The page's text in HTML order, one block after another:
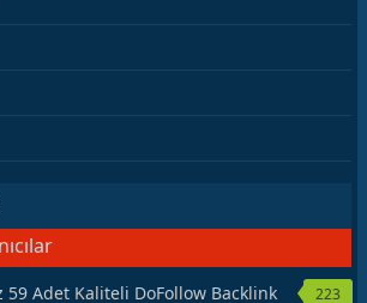
59 Adet Kaliteli DoFollow Backlink
223